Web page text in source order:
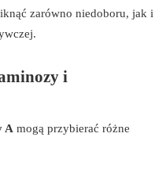
zarówno niedoboru, jak i
i
A mogą przybierać różne